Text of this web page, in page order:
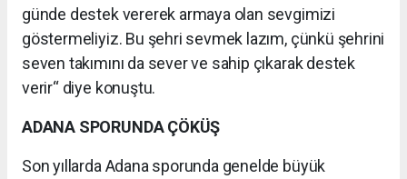
günde destek vererek armaya olan sevgimizi
göstermeliyiz. Bu şehri sevmek lazım, çünkü şehrini
seven takımını da sever ve sahip çıkarak destek
verir“ diye konuştu.
ADANA SPORUNDA ÇÖKÜŞ
Son yıllarda Adana sporunda genelde büyük